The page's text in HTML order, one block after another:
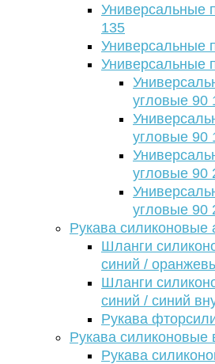
Универсальные
135
Универсальные
Универсальные
угловые 90
угловые 90
угловые 90
угловые 90
Рукава
Шланги
синий /
Шланги
синий / синий
Рукава
Рукава силиконовые
Рукава